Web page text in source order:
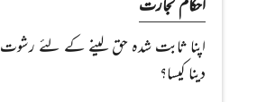
اپنا ثابت شدہ حق لینے کے لئے رشوت
دینا کیسا؟